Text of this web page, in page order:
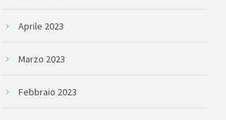
Aprile 2023
Marzo 2023
Febbraio 2023